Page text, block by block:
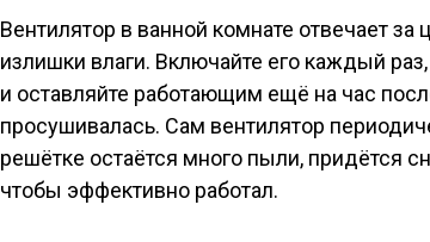
Вентилятор в ванной комнате отвечает
излишки влаги. Включайте его каждый
и оставляйте работающим ещё на час
просушивалась. Сам вентилятор
решётке остаётся много пыли, придётся
чтобы эффективно работал.